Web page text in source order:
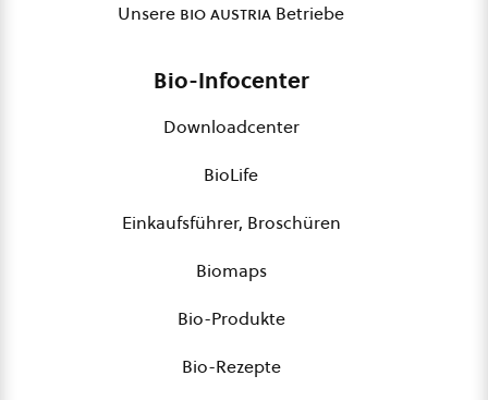
Unsere bio austria Betriebe
Bio-Infocenter
Downloadcenter
BioLife
Einkaufsführer, Broschüren
Biomaps
Bio-Produkte
Bio-Rezepte